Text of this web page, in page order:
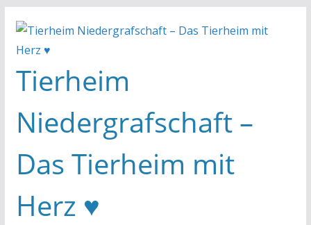
Inhalt
springen
Tierheim
Niedergrafschaft –
Das Tierheim mit
Herz ♥